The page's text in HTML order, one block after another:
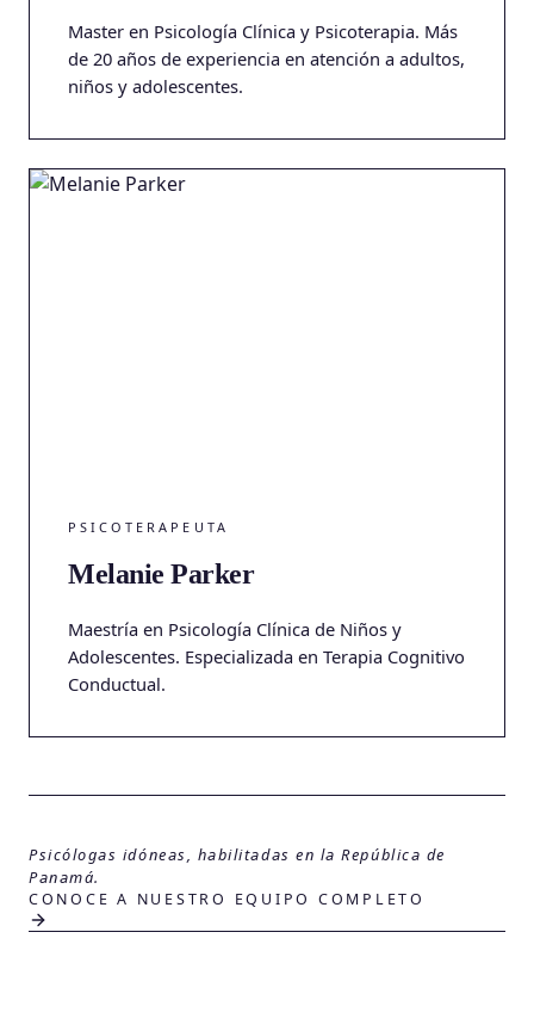
Master en Psicología Clínica y Psicoterapia. Más
de 20 años de experiencia en atención a adultos,
niños y adolescentes.
PSICOTERAPEUTA
Melanie Parker
Maestría en Psicología Clínica de Niños y
Adolescentes. Especializada en Terapia Cognitivo
Conductual.
Psicólogas idóneas, habilitadas en la República de
Panamá.
CONOCE A NUESTRO EQUIPO COMPLETO